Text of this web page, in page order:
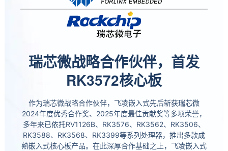
瑞芯微战略合作伙伴，首发
RK3572核心板
作为瑞芯微战略合作伙伴， 飞凌嵌入式先后斩获瑞芯微
2024年度优秀合作奖、2025年度最佳贡献奖等多项荣誉，
多年来已依托RV1126B、RK3576、RK3562、RK3506、
RK3588、 RK3568、 RK3399等系列处理器，推出多款成
熟嵌入式核心板产品。在此深厚合作基础之上，飞凌嵌入式